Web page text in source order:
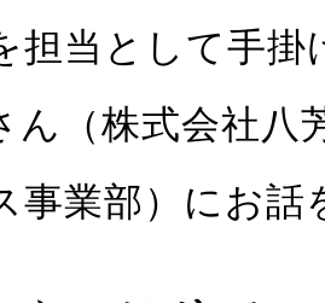
担当として手
ん（株式会社八
事業部）にお話